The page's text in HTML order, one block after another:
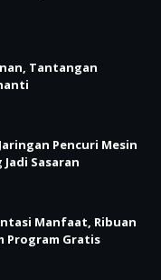
Tantangan
Pencuri Mesin
Sasaran
Manfaat, Ribuan
Program Gratis